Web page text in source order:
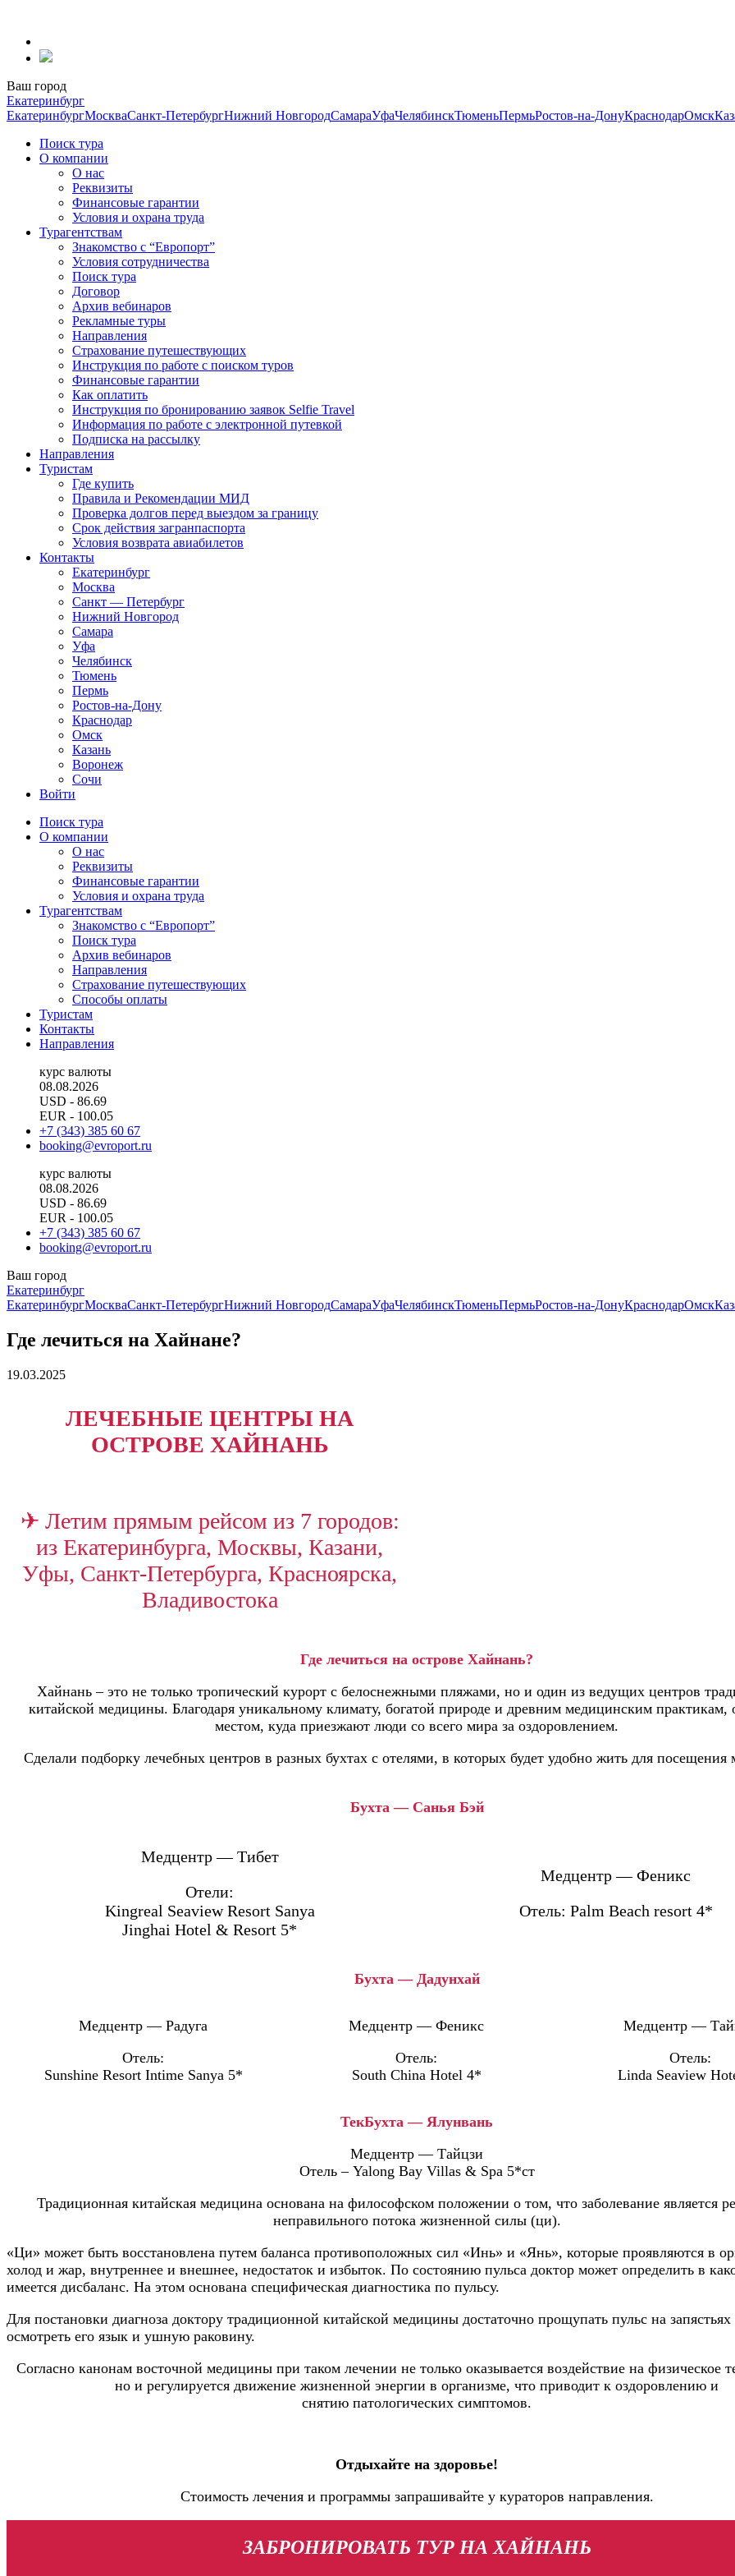
содержанию
Ваш город
Екатеринбург
ЕкатеринбургМоскваСанкт-ПетербургНижний НовгородСамараУфаЧелябинскТюменьПермьРостов-на-ДонуКраснодарОмск
Поиск тура
О компании
О нас
Реквизиты
Финансовые гарантии
Условия и охрана труда
Турагентствам
Знакомство с “Европорт”
Условия сотрудничества
Поиск тура
Договор
Архив вебинаров
Рекламные туры
Направления
Страхование путешествующих
Инструкция по работе с поиском туров
Финансовые гарантии
Как оплатить
Инструкция по бронированию заявок Selfie Travel
Информация по работе с электронной путевкой
Подписка на рассылку
Направления
Туристам
Где купить
Правила и Рекомендации МИД
Проверка долгов перед выездом за границу
Срок действия загранпаспорта
Условия возврата авиабилетов
Контакты
Екатеринбург
Москва
Санкт — Петербург
Нижний Новгород
Самара
Уфа
Челябинск
Тюмень
Пермь
Ростов-на-Дону
Краснодар
Омск
Казань
Воронеж
Сочи
Войти
Поиск тура
О компании
О нас
Реквизиты
Финансовые гарантии
Условия и охрана труда
Турагентствам
Знакомство с “Европорт”
Поиск тура
Архив вебинаров
Направления
Страхование путешествующих
Способы оплаты
Туристам
Контакты
Направления
курс валюты
08.08.2026
USD - 86.69
EUR - 100.05
+7 (343) 385 60 67
booking@evroport.ru
курс валюты
08.08.2026
USD - 86.69
EUR - 100.05
+7 (343) 385 60 67
booking@evroport.ru
Ваш город
Екатеринбург
ЕкатеринбургМоскваСанкт-ПетербургНижний НовгородСамараУфаЧелябинскТюменьПермьРостов-на-ДонуКраснодарОмск
Где лечиться на Хайнане?
19.03.2025
ЛЕЧЕБНЫЕ ЦЕНТРЫ НА
ОСТРОВЕ ХАЙНАНЬ
✈ Летим прямым рейсом из 7 городов:
из Екатеринбурга, Москвы, Казани,
Уфы, Санкт-Петербурга, Красноярска,
Владивостока
Где лечиться на острове Хайнань?
Хайнань – это не только тропический курорт с белоснежными пляжами, но и один из ведущих центров
китайской медицины. Благодаря уникальному климату, богатой природе и древним медицинским практикам,
местом, куда приезжают люди со всего мира за оздоровлением.
Сделали подборку лечебных центров в разных бухтах с отелями, в которых будет удобно жить для посещения
Бухта — Санья Бэй
Медцентр — Тибет
Отели:
Kingreal Seaview Resort Sanya
Jinghai Hotel & Resort 5*
Медцентр — Феникс
Отель: Palm Beach resort 4*
Бухта — Дадунхай
Медцентр — Радуга
Отель:
Sunshine Resort Intime Sanya 5*
Медцентр — Феникс
Отель:
South China Hotel 4*
Медцентр —
Отель:
Linda Seaview
ТекБухта — Ялунвань
Медцентр — Тайцзи
Отель – Yalong Bay Villas & Spa 5*ст
Традиционная китайская медицина основана на философском положении о том, что заболевание является
неправильного потока жизненной силы (ци).
«Ци» может быть восстановлена путем баланса противоположных сил «Инь» и «Янь», которые проявляются в
холод и жар, внутреннее и внешнее, недостаток и избыток. По состоянию пульса доктор может определить в
имеется дисбаланс. На этом основана специфическая диагностика по пульсу.
Для постановки диагноза доктору традиционной китайской медицины достаточно прощупать пульс на запястьях
осмотреть его язык и ушную раковину.
Согласно канонам восточной медицины при таком лечении не только оказывается воздействие на физическое
но и регулируется движение жизненной энергии в организме, что приводит к оздоровлению и
снятию патологических симптомов.
Отдыхайте на здоровье!
Стоимость лечения и программы запрашивайте у кураторов направления.
ЗАБРОНИРОВАТЬ ТУР НА ХАЙНАНЬ